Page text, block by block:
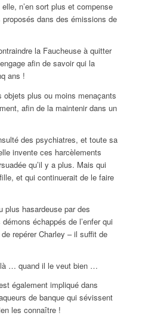
n’en sort plus et compense
proposés dans des émissions de
la Faucheuse à quitter
afin de savoir qui la
ans !
objets plus ou moins menaçants
afin de la maintenir dans un
des psychiatres, et toute sa
invente ces harcèlements
qu’il y a plus. Mais qui
et qui continuerait de le faire
plus hasardeuse par des
échappés de l’enfer qui
repérer Charley – il suffit de
… quand il le veut bien …
également impliqué dans
de banque qui sévissent
les connaître !